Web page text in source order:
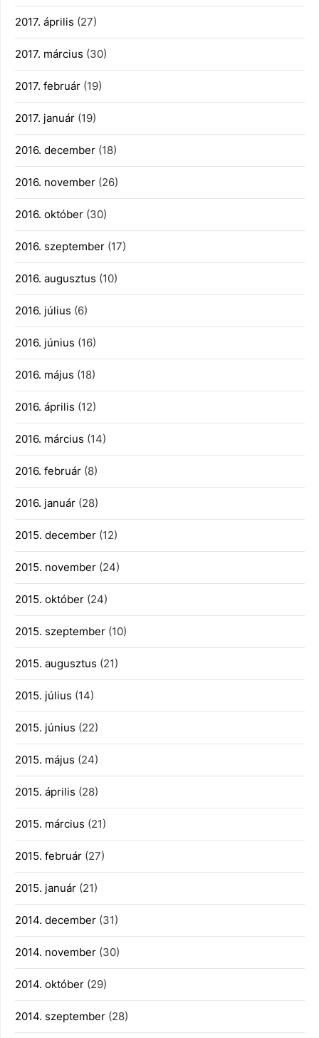
2017. április (27)
2017. március (30)
2017. február (19)
2017. január (19)
2016. december (18)
2016. november (26)
2016. október (30)
2016. szeptember (17)
2016. augusztus (10)
2016. július (6)
2016. június (16)
2016. május (18)
2016. április (12)
2016. március (14)
2016. február (8)
2016. január (28)
2015. december (12)
2015. november (24)
2015. október (24)
2015. szeptember (10)
2015. augusztus (21)
2015. július (14)
2015. június (22)
2015. május (24)
2015. április (28)
2015. március (21)
2015. február (27)
2015. január (21)
2014. december (31)
2014. november (30)
2014. október (29)
2014. szeptember (28)